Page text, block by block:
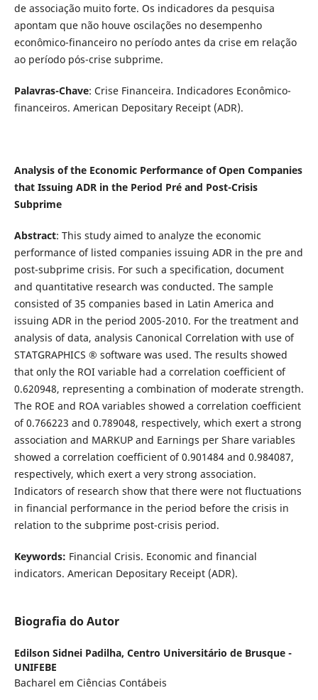
de associação muito forte. Os indicadores da pesquisa
apontam que não houve oscilações no desempenho
econômico-financeiro no período antes da crise em relação
ao período pós-crise subprime.
Palavras-Chave: Crise Financeira. Indicadores Econômico-
financeiros. American Depositary Receipt (ADR).
Analysis of the Economic Performance of Open Companies
that Issuing ADR in the Period Pré and Post-Crisis
Subprime
Abstract: This study aimed to analyze the economic
performance of listed companies issuing ADR in the pre and
post-subprime crisis. For such a specification, document
and quantitative research was conducted. The sample
consisted of 35 companies based in Latin America and
issuing ADR in the period 2005-2010. For the treatment and
analysis of data, analysis Canonical Correlation with use of
STATGRAPHICS ® software was used. The results showed
that only the ROI variable had a correlation coefficient of
0.620948, representing a combination of moderate strength.
The ROE and ROA variables showed a correlation coefficient
of 0.766223 and 0.789048, respectively, which exert a strong
association and MARKUP and Earnings per Share variables
showed a correlation coefficient of 0.901484 and 0.984087,
respectively, which exert a very strong association.
Indicators of research show that there were not fluctuations
in financial performance in the period before the crisis in
relation to the subprime post-crisis period.
Keywords: Financial Crisis. Economic and financial
indicators. American Depositary Receipt (ADR).
Biografia do Autor
Edilson Sidnei Padilha, Centro Universitário de Brusque -
UNIFEBE
Bacharel em Ciências Contábeis